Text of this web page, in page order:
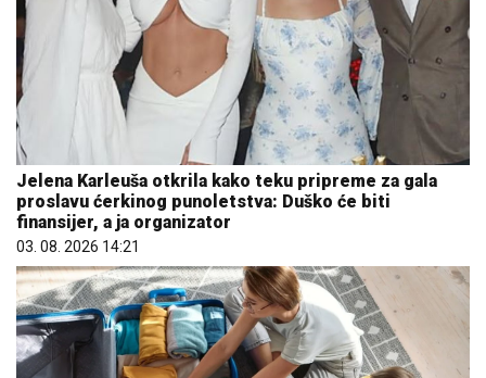
Jelena Karleuša otkrila kako teku pripreme za gala
proslavu ćerkinog punoletstva: Duško će biti
finansijer, a ja organizator
03. 08. 2026 14:21